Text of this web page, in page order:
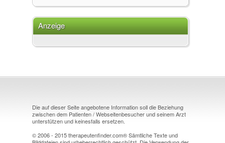
Anzeige
Die auf dieser Seite angebotene Information soll die Beziehung
zwischen dem Patienten / Webseitenbesucher und seinem Arzt
unterstützen und keinesfalls ersetzen.
© 2006 - 2015 therapeutenfinder.com® Sämtliche Texte und